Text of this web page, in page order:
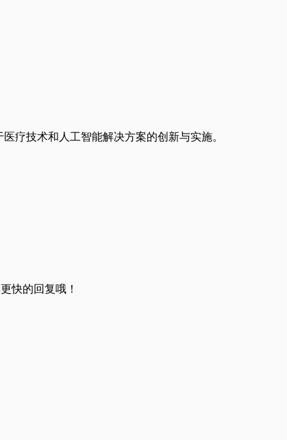
疗技术和人工智能解决方案的创新与实施。
快的回复哦！